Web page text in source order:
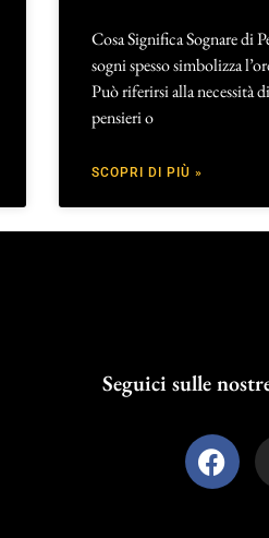
Cosa Significa Sognare di
sogni spesso simbolizza
Può riferirsi alla necessità
pensieri o
SCOPRI DI PIÙ »
Seguici sulle
F
a